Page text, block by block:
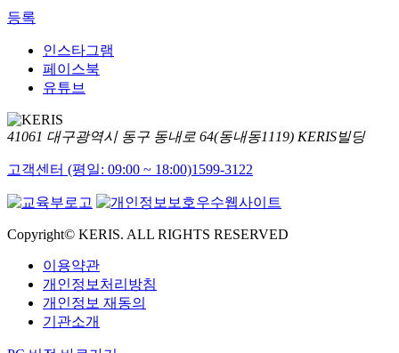
등록
인스타그램
페이스북
유튜브
41061 대구광역시 동구 동내로 64(동내동1119) KERIS빌딩
고객센터 (평일: 09:00 ~ 18:00)1599-3122
Copyright© KERIS. ALL RIGHTS RESERVED
이용약관
개인정보처리방침
개인정보 재동의
기관소개